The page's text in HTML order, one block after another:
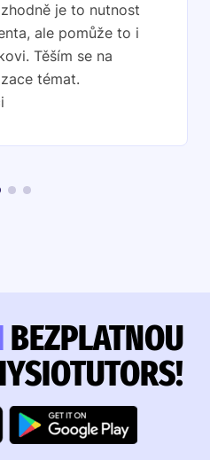
je to nutnost
ale pomůže to i
Těším se na
témat.
BEZPLATNOU